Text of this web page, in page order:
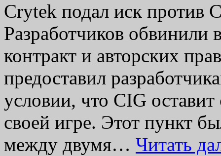
Crytek подал иск против
Разработчиков обвинили
контракт и авторских
предоставил
условии, что CIG
своей игре. Этот пункт
между двумя… Читать